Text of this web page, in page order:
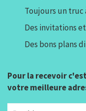
Toujours un truc
Des invitations
Des bons plans
Pour la recevoir
votre meilleure